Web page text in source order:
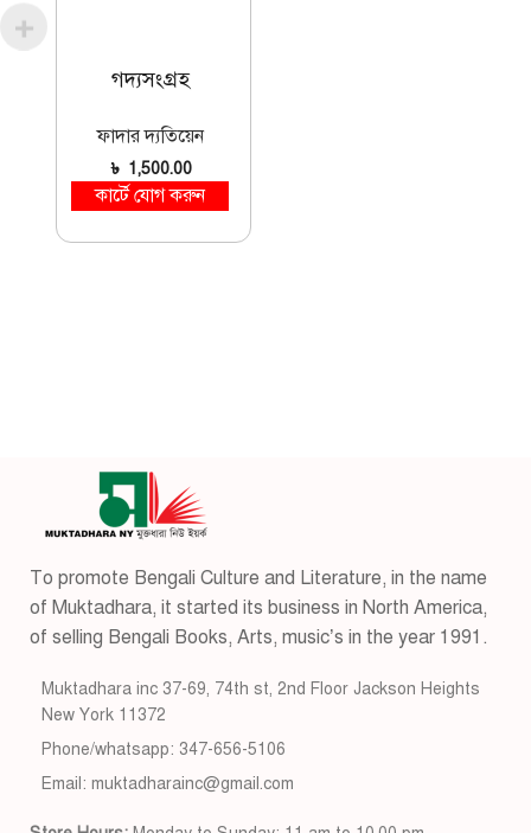
গদ্যসংগ্রহ
ফাদার দ্যতিয়েন
৳ 1,500.00
কার্টে যোগ করুন
To promote Bengali Culture and Literature, in the name
of Muktadhara, it started its business in North America,
of selling Bengali Books, Arts, music’s in the year 1991.
Muktadhara inc 37-69, 74th st, 2nd Floor Jackson Heights
New York 11372
Phone/whatsapp: 347-656-5106
Email: muktadharainc@gmail.com